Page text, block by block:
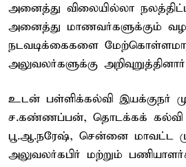
அனைத்து விலையில்லா
அனைத்து மாணவர்களுக்கும்
நடவடிக்கைகளை
அலுவலர்களுக்கு
உடன் பள்ளிக்கல்வி இயக்குநர்
ச.கண்ணப்பன், தொடக்கக் கல்வி
பூ.ஆ.நரேஷ், சென்னை மாவட்ட
அலுவலர்கபிர் மற்றும்